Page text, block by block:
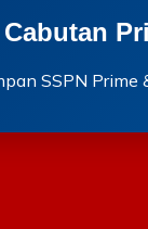
Cabutan
SSPN Prime